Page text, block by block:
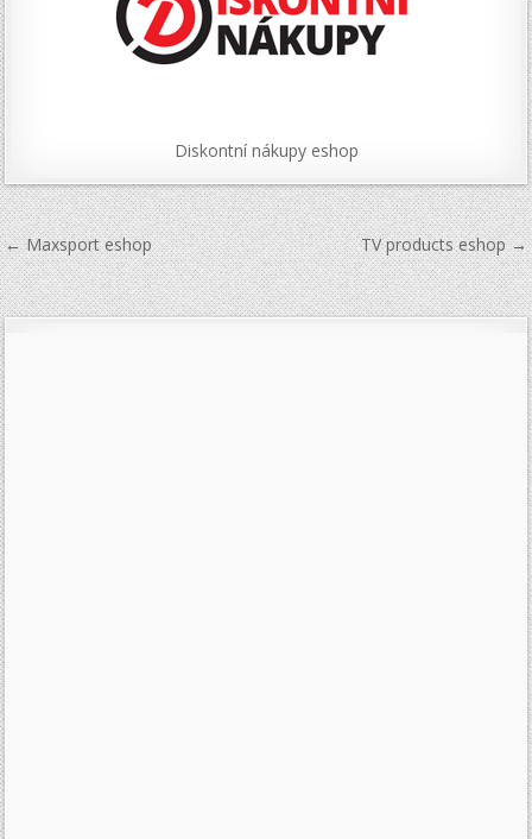
Diskontní nákupy eshop
Navigace
pro
příspěvek
← Maxsport eshop TV products eshop →